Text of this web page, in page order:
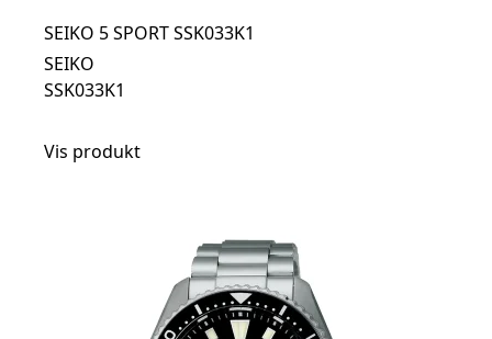
SEIKO 5 SPORT SSK033K1
SEIKO
SSK033K1
Vis produkt